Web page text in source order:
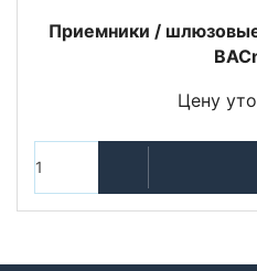
Приемники /
Цену